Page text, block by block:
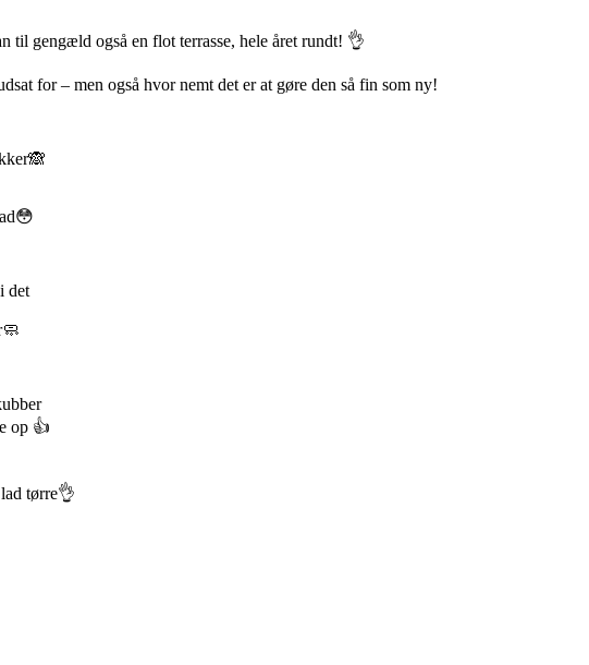
til gengæld også en flot terrasse, hele året rundt! 👌
for – men også hvor nemt det er at gøre den så fin som ny!
det
op 👍
tørre👌